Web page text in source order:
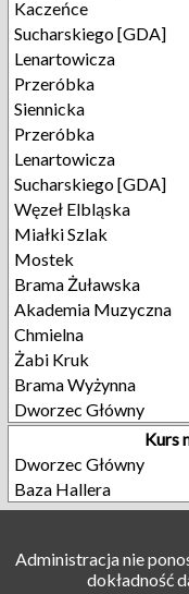
Kaczeńce
Sucharskiego [GDA]
Lenartowicza
Przeróbka
Siennicka
Przeróbka
Lenartowicza
Sucharskiego [GDA]
Węzeł Elbląska
Miałki Szlak
Mostek
Brama Żuławska
Akademia Muzyczna
Chmielna
Żabi Kruk
Brama Wyżynna
Dworzec Główny
Kurs
Dworzec Główny
Baza Hallera
Administracja nie
dokładność